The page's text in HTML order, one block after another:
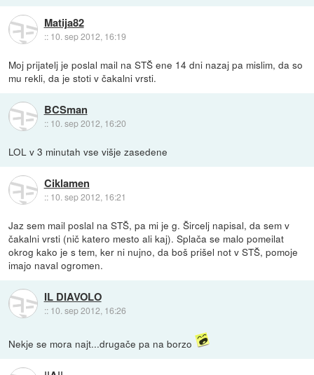
Matija82
:: 10. sep 2012, 16:19
Moj prijatelj je poslal mail na STŠ ene 14 dni nazaj pa mislim, da so
mu rekli, da je stoti v čakalni vrsti.
BCSman
:: 10. sep 2012, 16:20
LOL v 3 minutah vse višje zasedene
Ciklamen
:: 10. sep 2012, 16:21
Jaz sem mail poslal na STŠ, pa mi je g. Šircelj napisal, da sem v
čakalni vrsti (nič katero mesto ali kaj). Splača se malo pomeilat
okrog kako je s tem, ker ni nujno, da boš prišel not v STŠ, pomoje
imajo naval ogromen.
IL DIAVOLO
:: 10. sep 2012, 16:26
Nekje se mora najt...drugače pa na borzo